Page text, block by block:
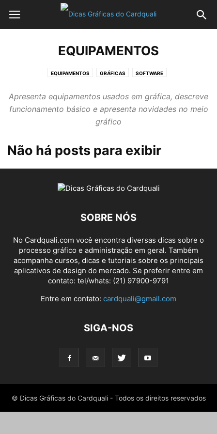
EQUIPAMENTOS
EQUIPAMENTOS GRÁFICAS SOFTWARE
Apresenta equipamentos usados em gráfica, descreve
funcionamento básico e apresenta novidades no meio
gráfico
Não há posts para exibir
SOBRE NÓS
No Cardquali.com você encontra diversas dicas sobre o
processo gráfico e administração em geral. Também
acompanha cursos, dicas e tutoriais sobre os principais
aplicativos de design do mercado. Se preferir entre em
contato: tel/whats: (21) 97900-9791
Entre em contato: cardquali@gmail.com
SIGA-NOS
© Dicas Gráficas do Cardquali - Todos os direitos reservados